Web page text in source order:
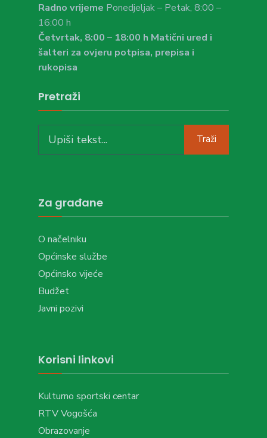
Radno vrijeme Ponedjeljak – Petak, 8:00 –
16:00 h
Četvrtak, 8:00 – 18:00 h Matični ured i
šalteri za ovjeru potpisa, prepisa i
rukopisa
Pretraži
for:
Traži
Za građane
O načelniku
Općinske službe
Općinsko vijeće
Budžet
Javni pozivi
Korisni linkovi
Kulturno sportski centar
RTV Vogošća
Obrazovanje